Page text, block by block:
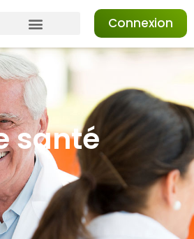
Connexion
santé